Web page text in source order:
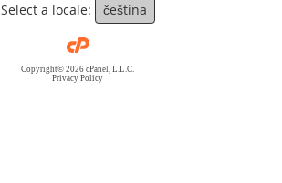
Select a locale: čeština
Copyright© 2026 cPanel, L.L.C.
Privacy Policy